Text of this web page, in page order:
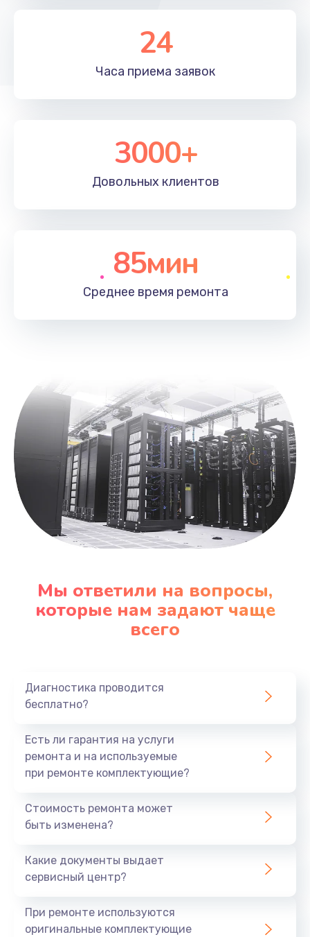
24
Часа приема заявок
3000+
Довольных клиентов
85мин
Среднее время ремонта
Мы ответили на вопросы,
которые нам задают чаще
всего
Диагностика проводится
бесплатно?
Есть ли гарантия на услуги
ремонта и на используемые
при ремонте комплектующие?
Стоимость ремонта может
быть изменена?
Какие документы выдает
сервисный центр?
При ремонте используются
оригинальные комплектующие